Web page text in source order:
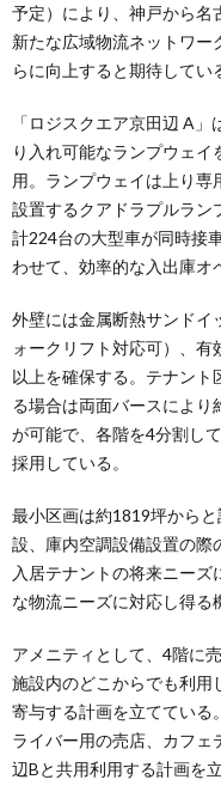
予定）により、神戸から名
新たな広域物流ネットワー
らに向上すると期待してい
「ロジスクエア京田辺 A
り入れ可能なランプウェ
用。ランプウェイは上り
設置するクアドラプルラン
計224台の大型車が同時接
わせて、効率的な入出庫オ
外壁には金属断熱サンドイ
ォークリフト対応可）、有
以上を確保する。テナント
る場合は両面バースにより
が可能で、各階を4分割し
採用している。
最小区画は約1819坪から
設、庫内空調設備設置の際
入居テナントの将来ニー
な物流ニーズに対応し得る
アメニティとして、4階に
施設内のどこからでも利用
寄与する計画を立てている
ライバー用の売店、カフェ
辺Bと共用利用する計画を